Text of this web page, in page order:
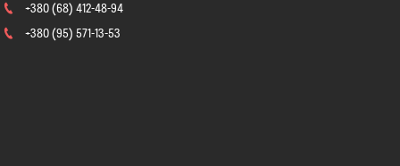
+380 (68) 412-48-94
+380 (95) 571-13-53